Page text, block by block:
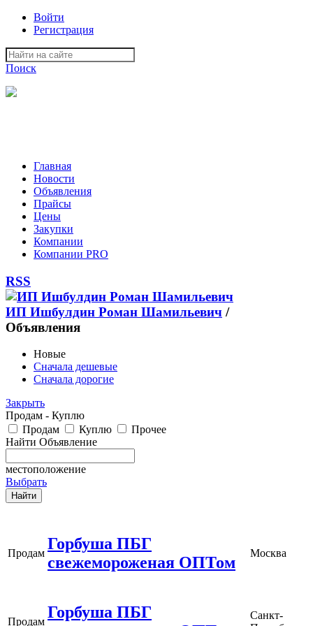
Войти
Регистрация
Поиск
Главная
Новости
Объявления
Прайсы
Цены
Закупки
Компании
Компании PRO
RSS
ИП Ишбулдин Роман Шамильевич /
Объявления
Новые
Сначала дешевые
Сначала дорогие
Закрыть
Продам - Куплю
Продам
Куплю
Прочее
Найти Объявление
местоположение
Выбрать
Продам
Горбуша ПБГ
свежемороженая ОПТом
Москва
Продам
Горбуша ПБГ
Санкт-